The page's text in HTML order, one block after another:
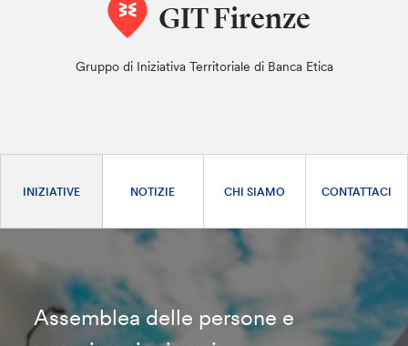
GIT Firenze
Gruppo di Iniziativa Territoriale di Banca Etica
INIZIATIVE NOTIZIE CHI SIAMO CONTATTACI
Assemblea delle persone e